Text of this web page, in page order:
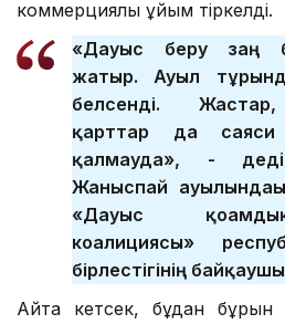
коммерциялық ұйым тіркелді.
«Дауыс беру заң
жатыр. Ауыл
белсенді. Жастар,
қарттар да саяси
қалмауда», -
Жаныспай
«Дауыс
коалициясы»
бірлестігінің
Айта кетсек, бұдан